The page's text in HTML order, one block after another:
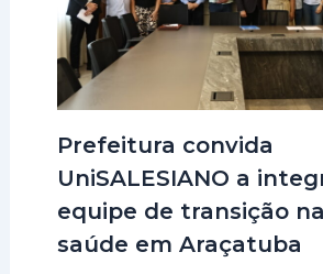
Prefeitura convida
UniSALESIANO a
equipe de transição
saúde em Araçatuba